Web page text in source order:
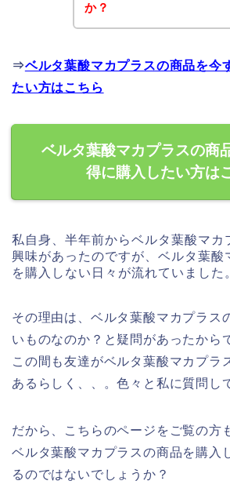
か？
⇒ベルタ葉酸マカプラスの商品を今
たい方はこちら
ベルタ葉酸マカプラスの商
得に購入したい方は
私自身、半年前からベルタ葉酸マカ
興味があったのですが、ベルタ葉酸
を購入しない日々が流れていました
その理由は、ベルタ葉酸マカプラス
いものなのか？と疑問があったから
この間も友達がベルタ葉酸マカプラ
あるらしく、、。色々と私に質問し
だから、こちらのページをご覧の方
ベルタ葉酸マカプラスの商品を購入
るのではないでしょうか？